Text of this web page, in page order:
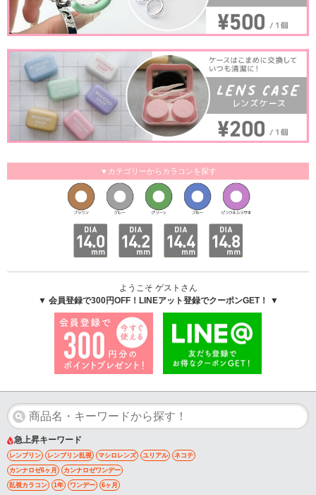
▼カテゴリーからカラコンを探す
ようこそ ゲストさん
▼ 会員登録で300円OFF！LINEアット登録でクーポンGET！ ▼
急上昇キーワード
レンブリン レンブリン乱視 マシロレンズ ユリアル ネコテ
カンナロゼ6ヶ月 カンナロゼワンデー
乱視カラコン 1年 ワンデー 6ヶ月